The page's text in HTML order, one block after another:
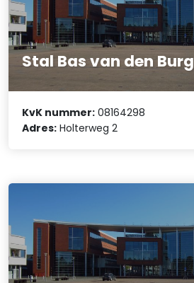
Stal Bas van den Burg
KvK nummer: 08164298
Adres: Holterweg 2